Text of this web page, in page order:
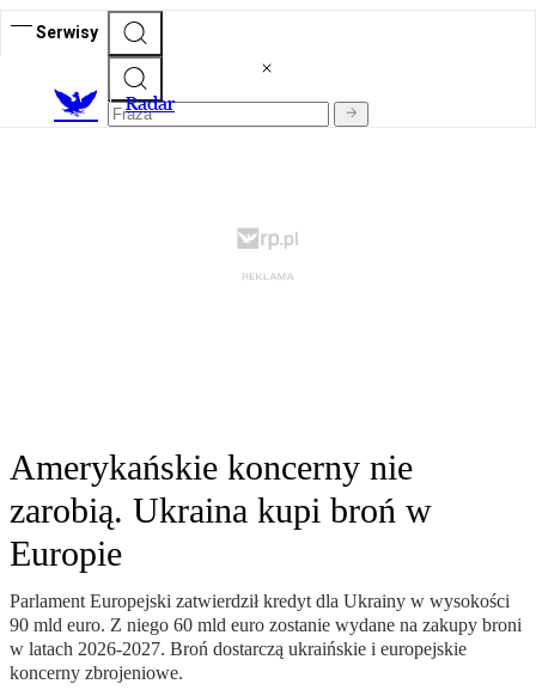
Serwisy
Radar
Amerykańskie koncerny nie
zarobią. Ukraina kupi broń w
Europie
Parlament Europejski zatwierdził kredyt dla Ukrainy w wysokości
90 mld euro. Z niego 60 mld euro zostanie wydane na zakupy broni
w latach 2026-2027. Broń dostarczą ukraińskie i europejskie
koncerny zbrojeniowe.